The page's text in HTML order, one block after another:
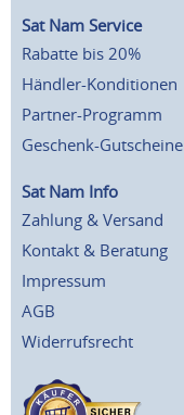
Sat Nam Service
Rabatte bis 20%
Händler-Konditionen
Partner-Programm
Geschenk-Gutscheine
Sat Nam Info
Zahlung & Versand
Kontakt & Beratung
Impressum
AGB
Widerrufsrecht